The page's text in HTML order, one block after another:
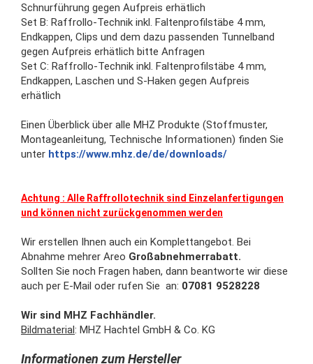
Schnurführung gegen Aufpreis erhätlich
​Set B: Raffrollo-Technik inkl. Faltenprofilstäbe 4 mm,
Endkappen, Clips und dem dazu passenden Tunnelband
gegen Aufpreis erhätlich bitte Anfragen
Set C: Raffrollo-Technik inkl. Faltenprofilstäbe 4 mm,
Endkappen, Laschen und S-Haken gegen Aufpreis
erhätlich
Einen Überblick über alle MHZ Produkte (Stoffmuster,
Montageanleitung, Technische Informationen) finden Sie
unter https://www.mhz.de/de/downloads/
Achtung : Alle Raffrollotechnik sind Einzelanfertigungen
und können nicht zurückgenommen werden
Wir erstellen Ihnen auch ein Komplettangebot. Bei
Abnahme mehrer Areo Großabnehmerrabatt.
Sollten Sie noch Fragen haben, dann beantworte wir diese
auch per E-Mail oder rufen Sie an: 07081 9528228
Wir sind MHZ Fachhändler.
Bildmaterial: MHZ Hachtel GmbH & Co. KG